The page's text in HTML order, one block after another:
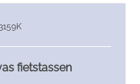
fietstassen